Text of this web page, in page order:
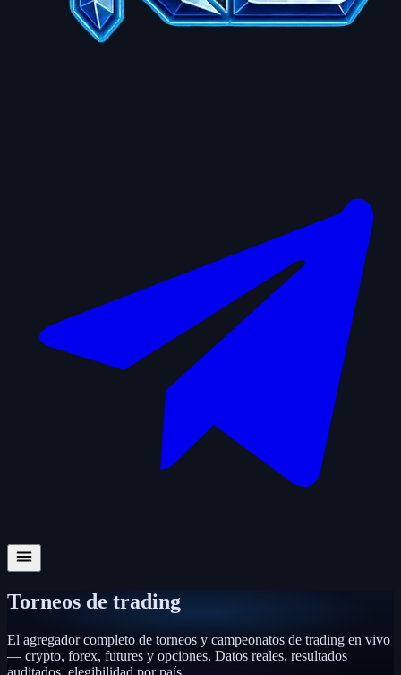
Torneos de trading
El agregador completo de torneos y campeonatos de trading en vivo
— crypto, forex, futures y opciones. Datos reales, resultados
auditados, elegibilidad por país.